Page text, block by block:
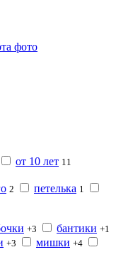
от 10 лет 11
2 петелька 1
+3 бантики +1
+3 мишки +4